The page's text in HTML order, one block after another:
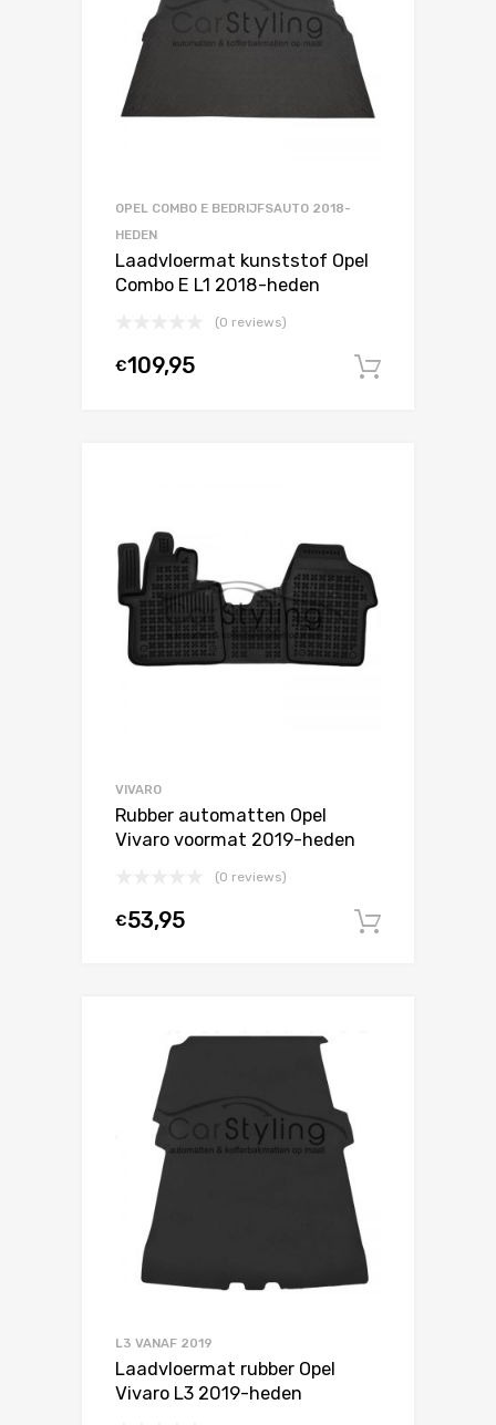
OPEL COMBO E BEDRIJFSAUTO 2018-
HEDEN
Laadvloermat kunststof Opel
Combo E L1 2018-heden
(0 reviews)
€109,95
VIVARO
Rubber automatten Opel
Vivaro voormat 2019-heden
(0 reviews)
€53,95
L3 VANAF 2019
Laadvloermat rubber Opel
Vivaro L3 2019-heden